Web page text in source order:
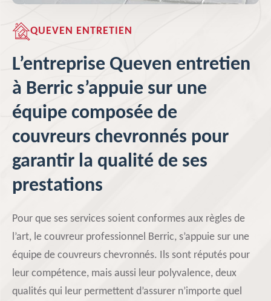
QUEVEN ENTRETIEN
L’entreprise Queven entretien
à Berric s’appuie sur une
équipe composée de
couvreurs chevronnés pour
garantir la qualité de ses
prestations
Pour que ses services soient conformes aux règles de
l’art, le couvreur professionnel Berric, s’appuie sur une
équipe de couvreurs chevronnés. Ils sont réputés pour
leur compétence, mais aussi leur polyvalence, deux
qualités qui leur permettent d’assurer n’importe quel